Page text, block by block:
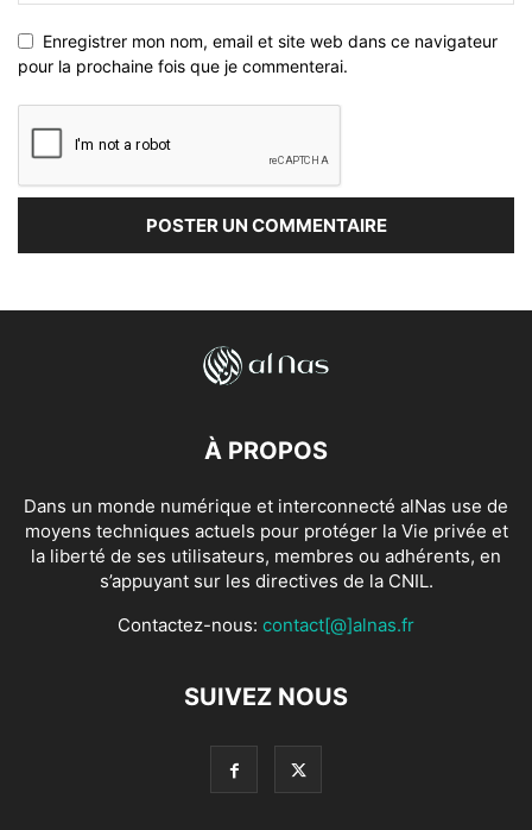
Enregistrer mon nom, email et site web dans ce navigateur
pour la prochaine fois que je commenterai.
À PROPOS
Dans un monde numérique et interconnecté alNas use de
moyens techniques actuels pour protéger la Vie privée et
la liberté de ses utilisateurs, membres ou adhérents, en
s’appuyant sur les directives de la CNIL.
Contactez-nous: contact[@]alnas.fr
SUIVEZ NOUS